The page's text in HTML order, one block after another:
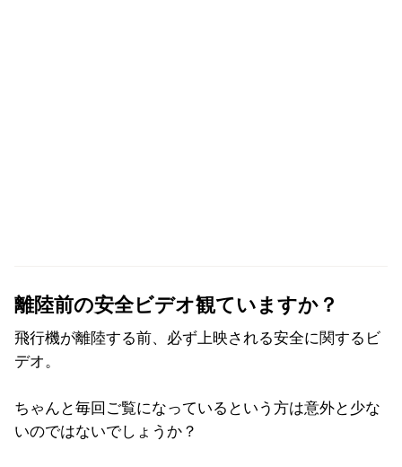
離陸前の安全ビデオ観ていますか？
飛行機が離陸する前、必ず上映される安全に関するビ
デオ。
ちゃんと毎回ご覧になっているという方は意外と少な
いのではないでしょうか？